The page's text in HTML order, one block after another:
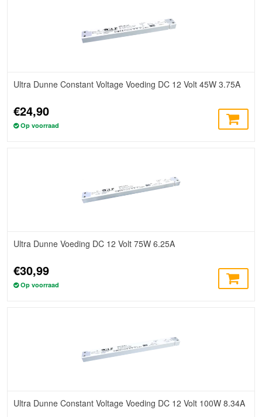
Ultra Dunne Constant Voltage Voeding DC 12 Volt 45W 3.75A
€24,90
Op voorraad
Ultra Dunne Voeding DC 12 Volt 75W 6.25A
€30,99
Op voorraad
Ultra Dunne Constant Voltage Voeding DC 12 Volt 100W 8.34A